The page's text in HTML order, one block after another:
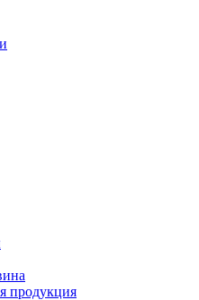
продукция